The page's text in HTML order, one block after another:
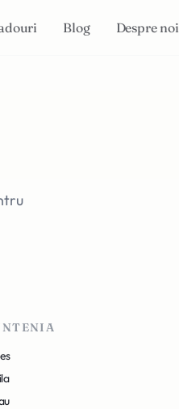
Blog Despre noi